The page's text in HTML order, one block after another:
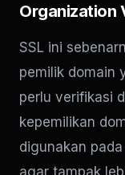
Organization
SSL ini
pemilik domain
perlu verifikasi
kepemilikan
digunakan
agar tampak